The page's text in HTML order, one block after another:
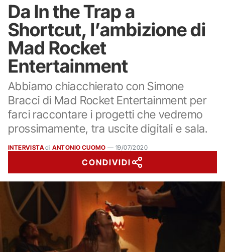
Da In the Trap a
Shortcut, l’ambizione di
Mad Rocket
Entertainment
Abbiamo chiacchierato con Simone
Bracci di Mad Rocket Entertainment per
farci raccontare i progetti che vedremo
prossimamente, tra uscite digitali e sala.
INTERVISTAdi ANTONIO CUOMO —19/07/2020
CONDIVIDI